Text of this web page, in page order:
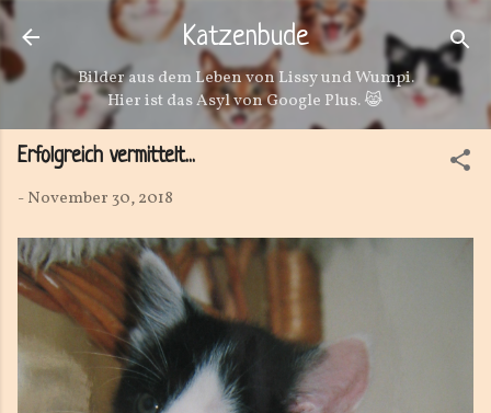
Direkt zum Hauptbereich
Katzenbude
Bilder aus dem Leben von Lissy und Wumpi.
Hier ist das Asyl von Google Plus. 😹
Erfolgreich vermittelt...
-November 30, 2018